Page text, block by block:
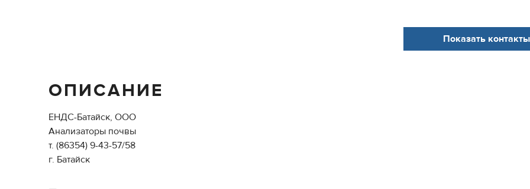
Показать контакты
ОПИСАНИЕ
ЕНДС-Батайск, ООО
Анализаторы почвы
т. (86354) 9-43-57/58
г. Батайск